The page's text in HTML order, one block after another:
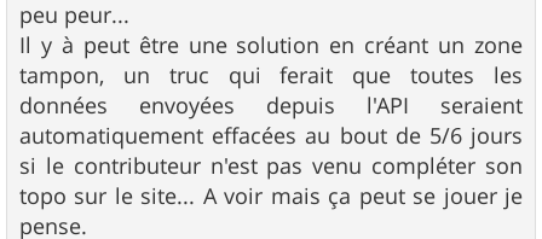
peu peur...
Il y à peut être une solution en créant un zone
tampon, un truc qui ferait que toutes les
données envoyées depuis l'API seraient
automatiquement effacées au bout de 5/6 jours
si le contributeur n'est pas venu compléter son
topo sur le site... A voir mais ça peut se jouer je
pense.